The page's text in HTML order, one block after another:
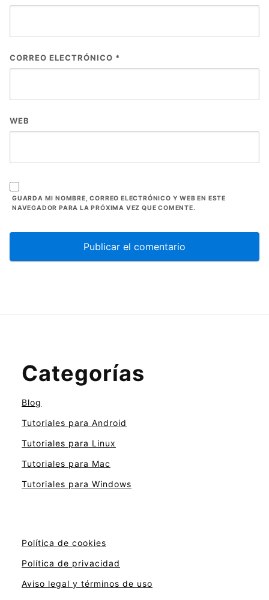
CORREO ELECTRÓNICO *
WEB
GUARDA MI NOMBRE, CORREO ELECTRÓNICO Y WEB EN ESTE
NAVEGADOR PARA LA PRÓXIMA VEZ QUE COMENTE.
Categorías
Blog
Tutoriales para Android
Tutoriales para Linux
Tutoriales para Mac
Tutoriales para Windows
Política de cookies
Política de privacidad
Aviso legal y términos de uso